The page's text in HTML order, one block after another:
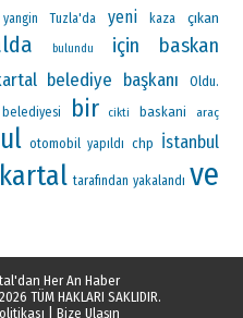
yangin Tuzla'da yeni kaza çıkan
bulundu için baskan
belediye başkanı Oldu.
belediyesi bir cikti baskani araç
otomobil yapıldı chp İstanbul
kartal tarafından yakalandı ve
Her An Haber
TÜM HAKLARI SAKLIDIR.
Bize Ulaşın